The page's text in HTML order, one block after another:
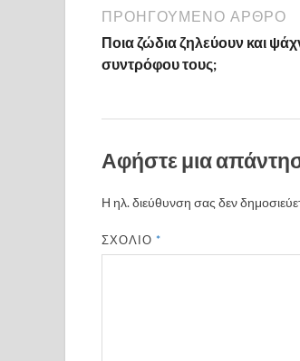
ΠΡΟΗΓΟΎΜΕΝΟ ΆΡΘΡΟ
Ποια ζώδια ζηλεύουν και
συντρόφου τους;
Αφήστε μια
Η ηλ. διεύθυνση σας δεν
ΣΧΌΛΙΟ*